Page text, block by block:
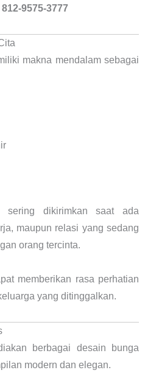
9575-3777
makna mendalam sebagai
sering dikirimkan saat ada
maupun relasi yang sedang
orang tercinta.
memberikan rasa perhatian
yang ditinggalkan.
berbagai desain bunga
modern dan elegan.